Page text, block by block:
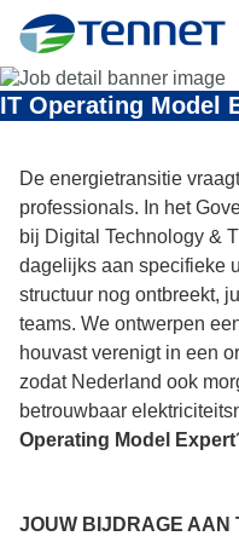
TenneT
IT Operating Model
De energietransitie
professionals. In het
bij Digital Technology &
dagelijks aan specifieke
structuur nog ontbreekt,
teams. We ontwerpen
houvast verenigt in een
zodat Nederland ook
betrouwbaar
Operating Model Expert
JOUW BIJDRAGE AAN